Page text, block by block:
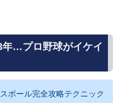
年…プロ野球がイケイ
ボール完全攻略テクニック